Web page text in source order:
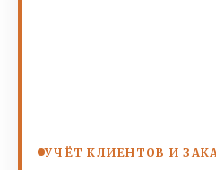
УЧЁТ КЛИЕНТОВ И